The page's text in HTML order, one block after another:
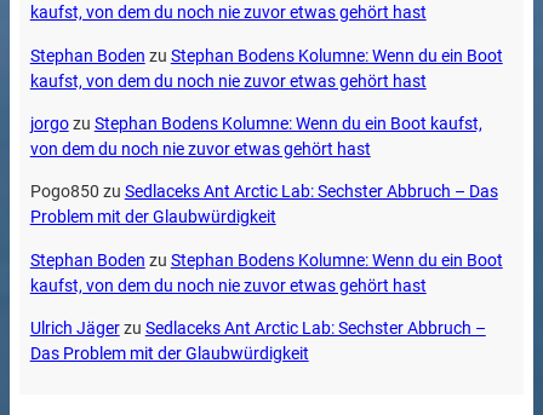
kaufst, von dem du noch nie zuvor etwas gehört hast
Stephan Boden zu Stephan Bodens Kolumne: Wenn du ein Boot
kaufst, von dem du noch nie zuvor etwas gehört hast
jorgozu Stephan Bodens Kolumne: Wenn du ein Boot kaufst,
von dem du noch nie zuvor etwas gehört hast
Pogo850 zu Sedlaceks Ant Arctic Lab: Sechster Abbruch – Das
Problem mit der Glaubwürdigkeit
Stephan Boden zu Stephan Bodens Kolumne: Wenn du ein Boot
kaufst, von dem du noch nie zuvor etwas gehört hast
Ulrich Jägerzu Sedlaceks Ant Arctic Lab: Sechster Abbruch –
Das Problem mit der Glaubwürdigkeit